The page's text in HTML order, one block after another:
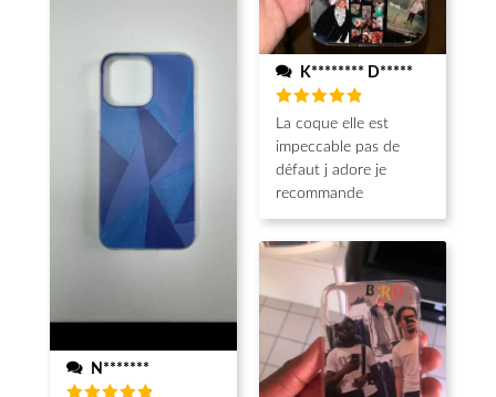
N*******
K******** D*****
Note5
sur 5
La coque elle est
impeccable pas de
défaut j adore je
recommande